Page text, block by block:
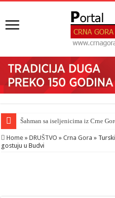
Šahman sa iseljenicima iz Crne
Home » DRUŠTVO » Crna Gora »
gostuju u Budvi